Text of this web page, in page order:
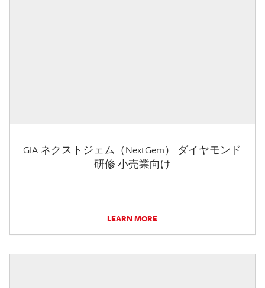
GIA ネクストジェム（NextGem） ダイヤモンド
研修 小売業向け
LEARN MORE